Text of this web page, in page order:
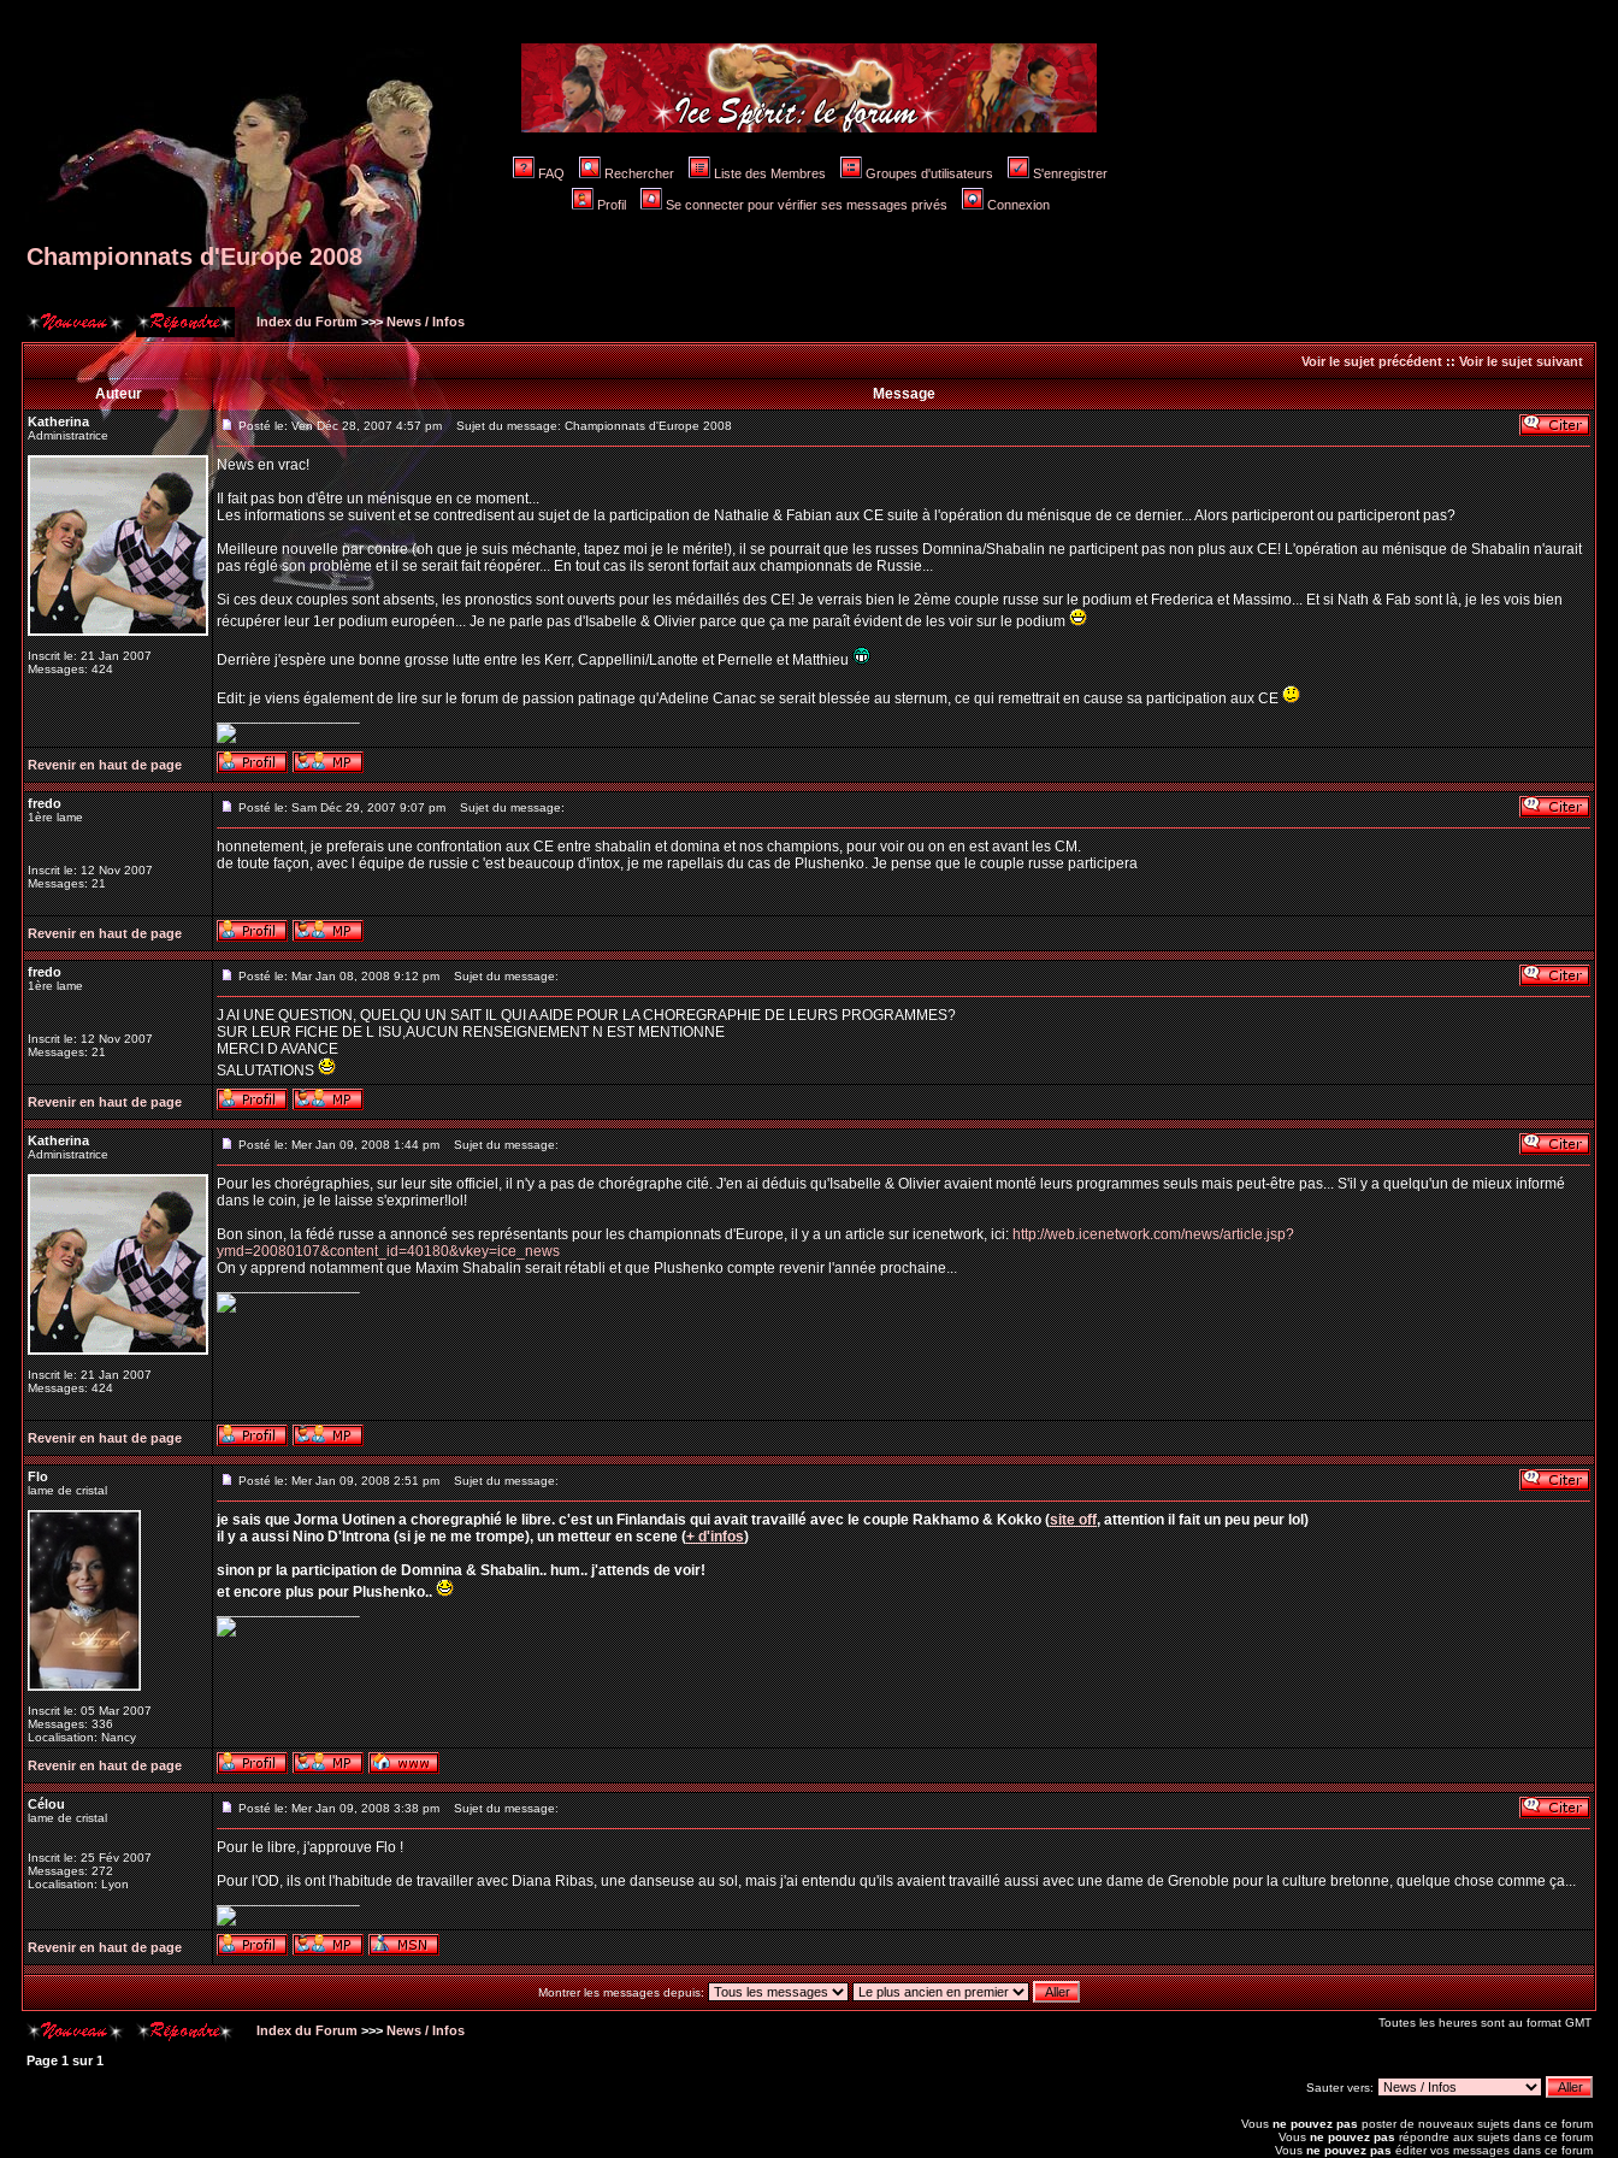
FAQ Rechercher Liste des Membres Groupes d'utilisateurs S'enregistrer
Profil Se connecter pour vérifier ses messages privés Connexion
Championnats d'Europe 2008
Index du Forum>>>News / Infos
Voir le sujet précédent::Voir le sujet suivant
Auteur Message
Katherina
Administratrice
Inscrit le: 21 Jan 2007
Messages: 424
Posté le: Ven Déc 28, 2007 4:57 pm Sujet du message: Championnats d'Europe 2008
News en vrac!
Il fait pas bon d'être un ménisque en ce moment...
Les informations se suivent et se contredisent au sujet de la participation de Nathalie & Fabian aux CE suite à l'opération du ménisque de ce dernier... Alors participeront ou participeront pas?
Meilleure nouvelle par contre (oh que je suis méchante, tapez moi je le mérite!), il se pourrait que les russes Domnina/Shabalin ne participent pas non plus aux CE! L'opération au ménisque de Shabalin n'aurait
pas réglé son problème et il se serait fait réopérer... En tout cas ils seront forfait aux championnats de Russie...
Si ces deux couples sont absents, les pronostics sont ouverts pour les médaillés des CE! Je verrais bien le 2ème couple russe sur le podium et Frederica et Massimo... Et si Nath & Fab sont là, je les vois bien
récupérer leur 1er podium européen... Je ne parle pas d'Isabelle & Olivier parce que ça me paraît évident de les voir sur le podium
Derrière j'espère une bonne grosse lutte entre les Kerr, Cappellini/Lanotte et Pernelle et Matthieu
Edit: je viens également de lire sur le forum de passion patinage qu'Adeline Canac se serait blessée au sternum, ce qui remettrait en cause sa participation aux CE
_________________
Revenir en haut de page
fredo
1ère lame
Inscrit le: 12 Nov 2007
Messages: 21
Posté le: Sam Déc 29, 2007 9:07 pm Sujet du message:
honnetement, je preferais une confrontation aux CE entre shabalin et domina et nos champions, pour voir ou on en est avant les CM.
de toute façon, avec l équipe de russie c 'est beaucoup d'intox, je me rapellais du cas de Plushenko. Je pense que le couple russe participera
Revenir en haut de page
fredo
1ère lame
Inscrit le: 12 Nov 2007
Messages: 21
Posté le: Mar Jan 08, 2008 9:12 pm Sujet du message:
J AI UNE QUESTION, QUELQU UN SAIT IL QUI A AIDE POUR LA CHOREGRAPHIE DE LEURS PROGRAMMES?
SUR LEUR FICHE DE L ISU,AUCUN RENSEIGNEMENT N EST MENTIONNE
MERCI D AVANCE
SALUTATIONS
Revenir en haut de page
Katherina
Administratrice
Inscrit le: 21 Jan 2007
Messages: 424
Posté le: Mer Jan 09, 2008 1:44 pm Sujet du message:
Pour les chorégraphies, sur leur site officiel, il n'y a pas de chorégraphe cité. J'en ai déduis qu'Isabelle & Olivier avaient monté leurs programmes seuls mais peut-être pas... S'il y a quelqu'un de mieux informé
dans le coin, je le laisse s'exprimer!lol!
Bon sinon, la fédé russe a annoncé ses représentants pour les championnats d'Europe, il y a un article sur icenetwork, ici:http://web.icenetwork.com/news/article.jsp?
ymd=20080107&content_id=40180&vkey=ice_news
On y apprend notamment que Maxim Shabalin serait rétabli et que Plushenko compte revenir l'année prochaine...
_________________
Revenir en haut de page
Flo
lame de cristal
Inscrit le: 05 Mar 2007
Messages: 336
Localisation: Nancy
Posté le: Mer Jan 09, 2008 2:51 pm Sujet du message:
je sais que Jorma Uotinen a choregraphié le libre. c'est un Finlandais qui avait travaillé avec le couple Rakhamo & Kokko (site off, attention il fait un peu peur lol)
il y a aussi Nino D'Introna (si je ne me trompe), un metteur en scene (+ d'infos)
sinon pr la participation de Domnina & Shabalin.. hum.. j'attends de voir!
et encore plus pour Plushenko..
_________________
Revenir en haut de page
Célou
lame de cristal
Inscrit le: 25 Fév 2007
Messages: 272
Localisation: Lyon
Posté le: Mer Jan 09, 2008 3:38 pm Sujet du message:
Pour le libre, j'approuve Flo !
Pour l'OD, ils ont l'habitude de travailler avec Diana Ribas, une danseuse au sol, mais j'ai entendu qu'ils avaient travaillé aussi avec une dame de Grenoble pour la culture bretonne, quelque chose comme ça...
_________________
Revenir en haut de page
Montrer les messages depuis:
Index du Forum >>> News / Infos
Toutes les heures sont au format GMT
Page 1 sur1
Sauter vers:
Vous ne pouvez pas poster de nouveaux sujets dans ce forum
Vous ne pouvez pas répondre aux sujets dans ce forum
Vous ne pouvez pas éditer vos messages dans ce forum